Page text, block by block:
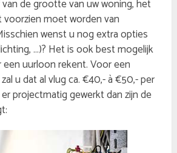
de grootte van uw woning, het
voorzien moet worden van
wenst u nog extra opties
…)? Het is ook best mogelijk
uurloon rekent. Voor een
u dat al vlug ca. €40,- à €50,- per
projectmatig gewerkt dan zijn de